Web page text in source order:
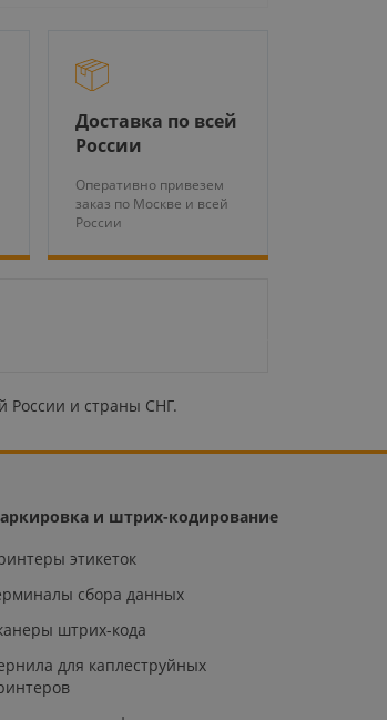
Доставка по всей
России
Оперативно привезем
заказ по Москве и всей
России
России и страны СНГ.
и штрих-кодирование
этикеток
сбора данных
штрих-кода
для каплеструйных